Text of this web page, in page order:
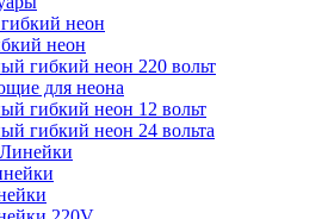
неон
гибкий неон 220 вольт
для неона
гибкий неон 12 вольт
гибкий неон 24 вольта